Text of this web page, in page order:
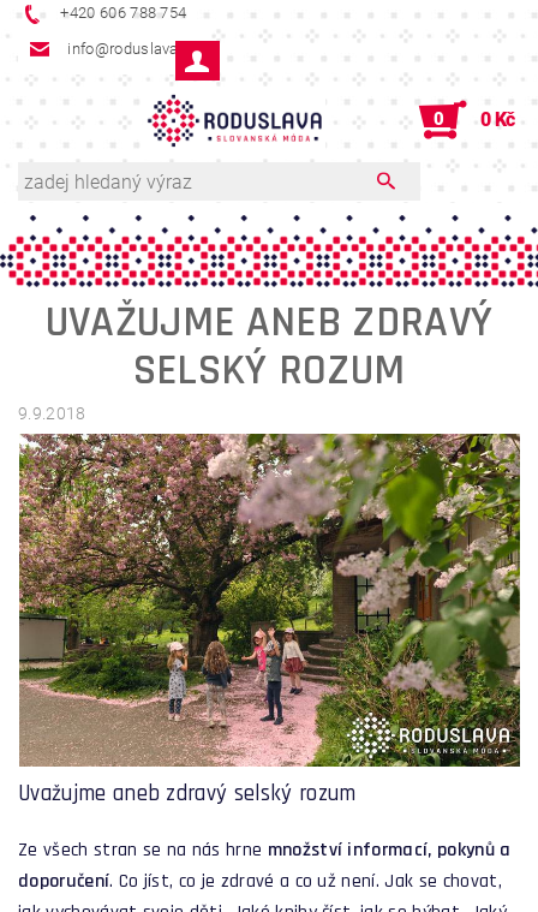
+420 606 788 754
info@roduslava.cz
0 0 Kč
UVAŽUJME ANEB ZDRAVÝ
SELSKÝ ROZUM
9.9.2018
Uvažujme aneb zdravý selský rozum
Ze všech stran se na nás hrne množství informací, pokynů a
doporučení. Co jíst, co je zdravé a co už není. Jak se chovat,